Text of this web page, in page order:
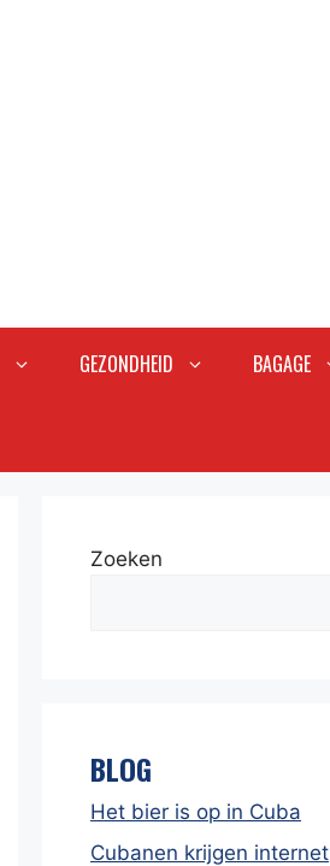
GEZONDHEID BAGAGE
Zoeken
BLOG
Het bier is op in Cuba
Cubanen krijgen internet